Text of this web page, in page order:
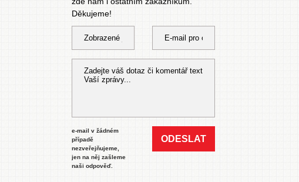
Děkujeme!
e-mail v žádném
případě
nezveřejňujeme,
jen na něj zašleme
naši odpověď.
ODESLAT